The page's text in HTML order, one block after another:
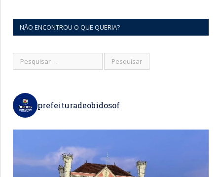
NÃO ENCONTROU O QUE QUERIA?
prefeituradeobidosof